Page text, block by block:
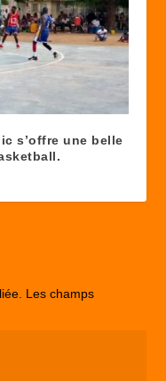
s’offre une belle
Les champs